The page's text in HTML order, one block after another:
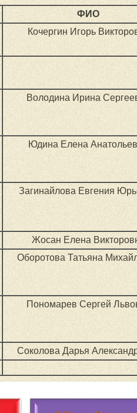
ФИО
Кочергин Игорь
Володина Ирина
Юдина Елена
Загинайлова Евгения
Жосан Елена
Оборотова Татьяна
Пономарев Сергей
Соколова Дарья